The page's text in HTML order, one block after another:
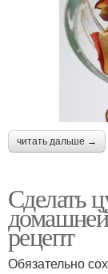
читать дальше →
Сделать
рецепт
Обязательно